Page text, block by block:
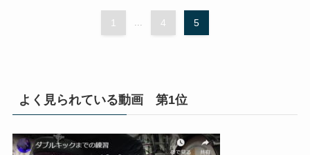
1 ... 4 5
よく見られている動画 第1位